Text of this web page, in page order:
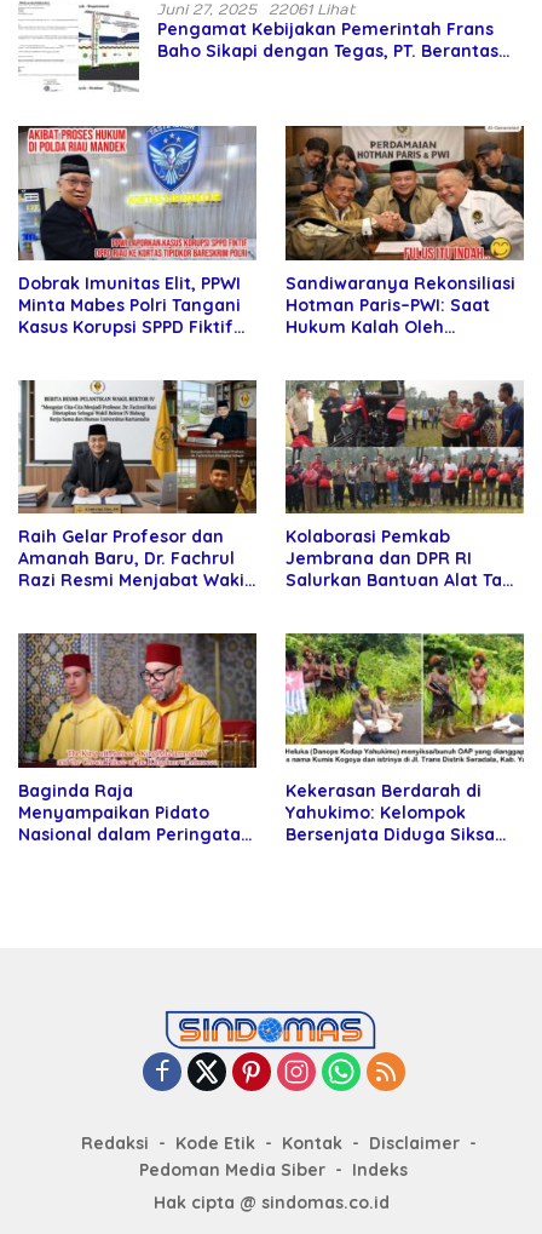
Juni 27, 2025 22061 Lihat
Pengamat Kebijakan Pemerintah Frans
Baho Sikapi dengan Tegas, PT. Berantas
Dobrak Imunitas Elit, PPWI
Minta Mabes Polri Tangani
Kasus Korupsi SPPD Fiktif
Sandiwaranya Rekonsiliasi
Hotman Paris–PWI: Saat
Hukum Kalah Oleh
Raih Gelar Profesor dan
Amanah Baru, Dr. Fachrul
Razi Resmi Menjabat Wakil
Kolaborasi Pemkab
Jembrana dan DPR RI
Salurkan Bantuan Alat Tani
Baginda Raja
Menyampaikan Pidato
Nasional dalam Peringatan
Kekerasan Berdarah di
Yahukimo: Kelompok
Bersenjata Diduga Siksa
Redaksi Kode Etik Kontak
Disclaimer
Pedoman Media Siber
Indeks
Hak cipta @ sindomas.co.id